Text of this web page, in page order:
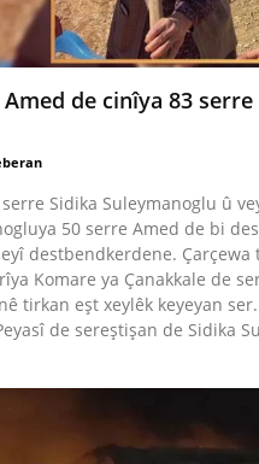
Amed de cinîya 83
Sidika Suleymanoglu û
50 serre Amed de bi
destbendkerdene. Çarçewa
Komare ya Çanakkale de
tirkan eşt xeylêk keyeyan
de sereştişan de Sidika